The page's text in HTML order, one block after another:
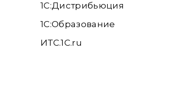
1С:Дистрибьюция
1С:Образование
ИТС.1C.ru